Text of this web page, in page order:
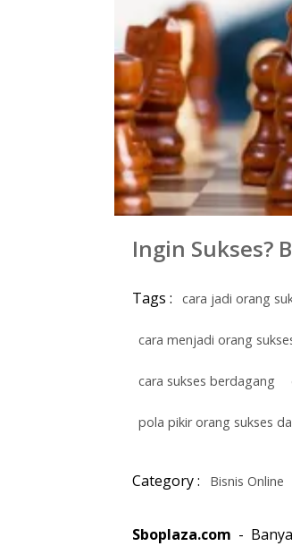
Ingin Sukses?
Tags : cara jadi orang
cara menjadi orang
cara sukses berdagang
pola pikir orang sukses
Category : Bisnis Online
Sboplaza.com -